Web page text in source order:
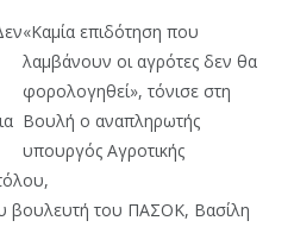
«Καμία επιδότηση που
λαμβάνουν οι αγρότες δεν θα
φορολογηθεί», τόνισε στη
Βουλή ο αναπληρωτής
υπουργός Αγροτικής
βουλευτή του ΠΑΣΟΚ, Βασίλη